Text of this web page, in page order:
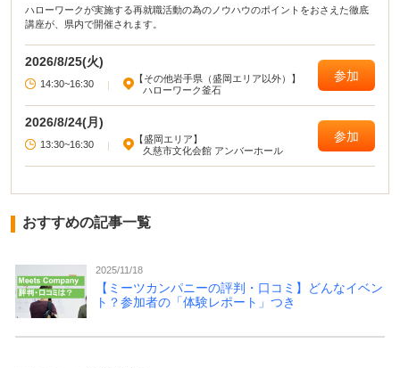
ハローワークが実施する再就職活動の為のノウハウのポイントをおさえた徹底
講座が、県内で開催されます。
2026/8/25(火)
14:30~16:30 |
【その他岩手県（盛岡エリア以外）】
ハローワーク釜石
参加
2026/8/24(月)
13:30~16:30 |
【盛岡エリア】
久慈市文化会館 アンバーホール
参加
おすすめの記事一覧
2025/11/18
【ミーツカンパニーの評判・口コミ】どんなイベン
ト？参加者の「体験レポート」つき